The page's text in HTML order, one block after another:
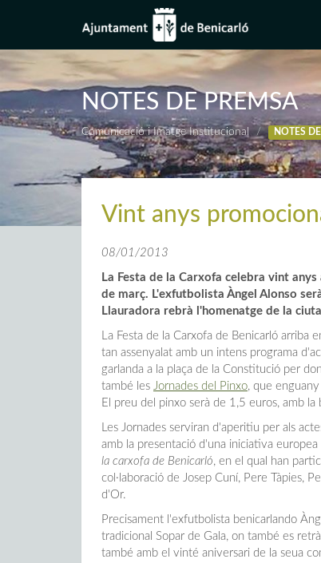
NOTES DE PREMSA
Comunicació i Imatge Institucional NOTES
Vint anys
08/01/2013
La Festa de la Carxofa celebra vint
de març. L'exfutbolista Àngel Alonso
Llauradora rebrà l'homenatge de la
La Festa de la Carxofa de Benicarló arriba
tan assenyalat amb un intens programa
garlanda a la plaça de la Constitució per
també les Jornades del Pinxo, que
El preu del pinxo serà de 1,5 euros, amb la
Les Jornades serviran d'aperitiu per als
amb la presentació d'una iniciativa
la carxofa de Benicarló, en el qual han
col·laboració de Josep Cuní, Pere Tàpies,
d'Or.
Precisament l'exfutbolista benicarlando
tradicional Sopar de Gala, on també es
també amb el vinté aniversari de la seua